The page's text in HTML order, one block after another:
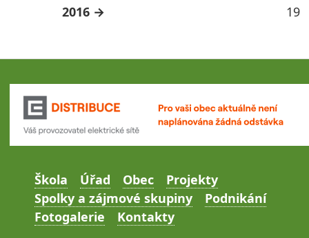
2016
19
Škola Úřad Obec
Projekty
Spolky a zájmové skupiny
Podnikání
Fotogalerie
Kontakty